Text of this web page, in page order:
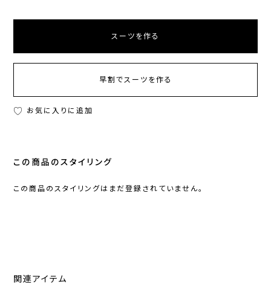
スーツを作る
早割でスーツを作る
お気に入りに追加
この商品のスタイリング
この商品のスタイリングはまだ登録されていません。
関連アイテム